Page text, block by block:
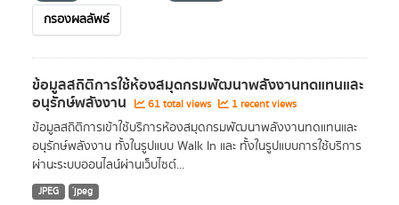
กรองผลลัพธ์
ข้อมูลสถิติการใช้ห้องสมุดกรมพัฒนาพลังงานทดแทนและ
อนุรักษ์พลังงาน 61 total views 1 recent views
ข้อมูลสถิติการเข้าใช้บริการห้องสมุดกรมพัฒนาพลังงานทดแทนและ
อนุรักษ์พลังงาน ทั้งในรูปแบบ Walk In และ ทั้งในรูปแบบการใช้บริการ
ผ่านะระบบออนไลน์ผ่านเว็บไซต์...
JPEG ่jpeg